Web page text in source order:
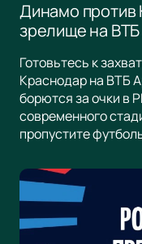
Динамо против
зрелище на
Готовьтесь к
Краснодар на ВТБ
борются за очки в
современного
пропустите